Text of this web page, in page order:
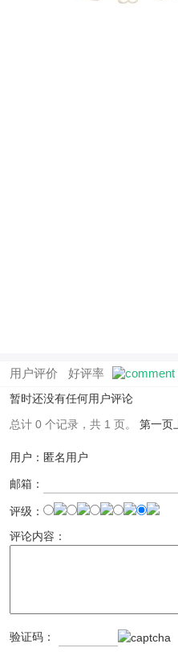
用户评价 好评率
暂时还没有任何用户评论
总计 0 个记录，共 1 页。 第一页
用户：匿名用户
邮箱：
评级：
评论内容：
验证码：